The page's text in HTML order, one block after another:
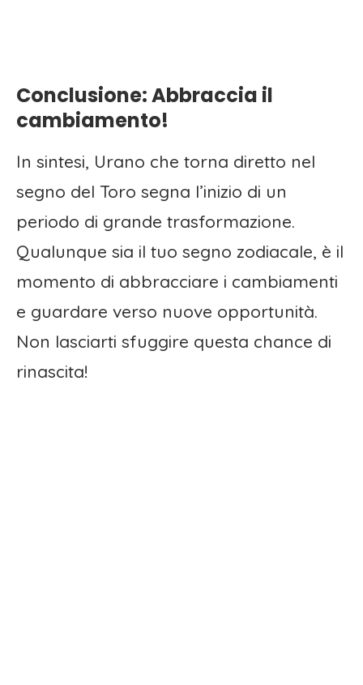
Conclusione: Abbraccia il
cambiamento!
In sintesi, Urano che torna diretto nel
segno del Toro segna l’inizio di un
periodo di grande trasformazione.
Qualunque sia il tuo segno zodiacale, è il
momento di abbracciare i cambiamenti
e guardare verso nuove opportunità.
Non lasciarti sfuggire questa chance di
rinascita!